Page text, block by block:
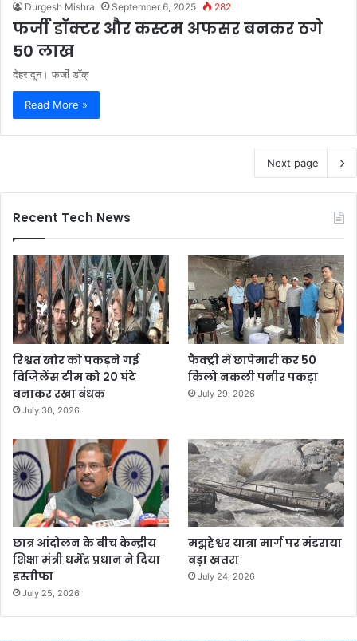
Durgesh Mishra September 6, 2025 282
फर्जी डॉक्टर और कस्टम अफसर बनकर ठगे
50 लाख
देहरादून। फर्जी डॉक्
Read More »
Next page
Recent Tech News
रिश्वत खोर को पकड़ने गई
विजिलेंस टीम को 20 घंटे
बनाकर रखा बंधक
July 30, 2026
फैक्ट्री में छापेमारी कर 50
किलो नकली पनीर पकड़ा
July 29, 2026
छात्र आंदोलन के बीच केन्द्रीय
शिक्षा मंत्री धर्मेंद्र प्रधान ने दिया
इस्तीफा
July 25, 2026
मद्महेश्वर यात्रा मार्ग पर मंडराया
बड़ा खतरा
July 24, 2026